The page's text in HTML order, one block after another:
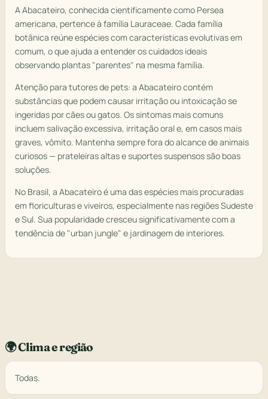
A Abacateiro, conhecida cientificamente como Persea
americana, pertence à família Lauraceae. Cada família
botânica reúne espécies com características evolutivas em
comum, o que ajuda a entender os cuidados ideais
observando plantas "parentes" na mesma família.
Atenção para tutores de pets: a Abacateiro contém
substâncias que podem causar irritação ou intoxicação se
ingeridas por cães ou gatos. Os sintomas mais comuns
incluem salivação excessiva, irritação oral e, em casos mais
graves, vômito. Mantenha sempre fora do alcance de animais
curiosos — prateleiras altas e suportes suspensos são boas
soluções.
No Brasil, a Abacateiro é uma das espécies mais procuradas
em floriculturas e viveiros, especialmente nas regiões Sudeste
e Sul. Sua popularidade cresceu significativamente com a
tendência de "urban jungle" e jardinagem de interiores.
🌍 Clima e região
Todas.